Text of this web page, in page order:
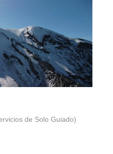
de Solo Guiado)